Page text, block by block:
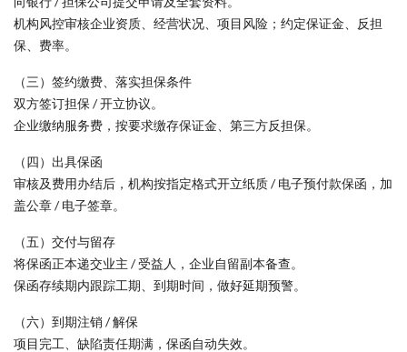
机构风控审核企业资质、经营状况、项目风险；约定保证金、反担
保、费率。
（三）签约缴费、落实担保条件
双方签订担保 / 开立协议。
企业缴纳服务费，按要求缴存保证金、第三方反担保。
（四）出具保函
审核及费用办结后，机构按指定格式开立纸质 / 电子预付款保函，加
盖公章 / 电子签章。
（五）交付与留存
将保函正本递交业主 / 受益人，企业自留副本备查。
保函存续期内跟踪工期、到期时间，做好延期预警。
（六）到期注销 / 解保
项目完工、缺陷责任期满，保函自动失效。